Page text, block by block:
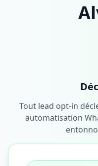
Tout lead opt-in
automatisation